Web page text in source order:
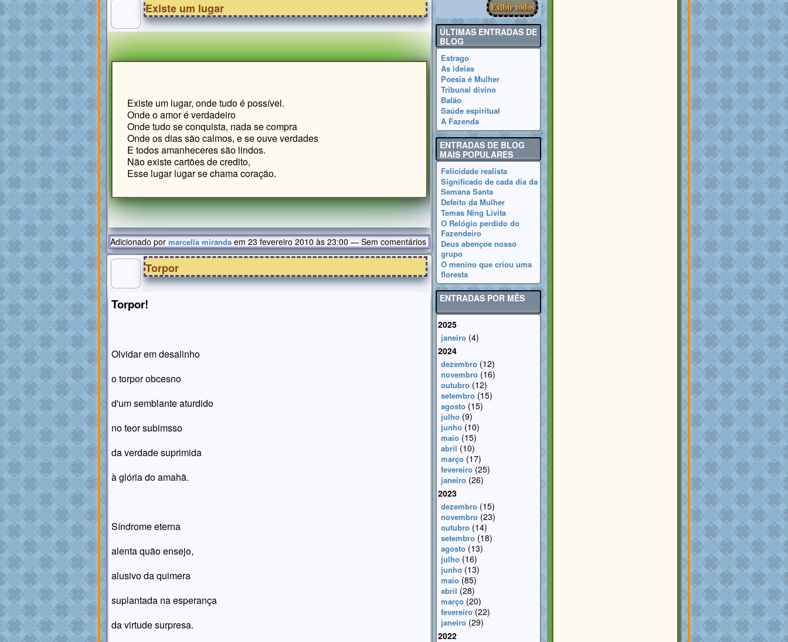
Existe um lugar
Existe um lugar, onde tudo é possível.
Onde o amor é verdadeiro
Onde tudo se conquista, nada se compra
Onde os dias são calmos, e se ouve verdades
E todos amanheceres são lindos.
Não existe cartões de credito,
Esse lugar lugar se chama coração.
Adicionado pormarcella mirandaem 23 fevereiro 2010 às 23:00 — Sem comentários
Torpor
Torpor!
Olvidar em desalinho
o torpor obcesno
d'um semblante aturdido
no teor subimsso
da verdade suprimida
à glória do amahã.
Síndrome eterna
alenta quão ensejo,
alusivo da quimera
suplantada na esperança
da virtude surpresa.
Exibir todos
ÚLTIMAS ENTRADAS DE
BLOG
Estrago
As ideias
Poesia é Mulher
Tribunal divino
Balão
Saúde espiritual
A Fazenda
ENTRADAS DE BLOG
MAIS POPULARES
Felicidade realista
Significado de cada dia da
Semana Santa
Defeito da Mulher
Temas Ning Livita
O Relógio perdido do
Fazendeiro
Deus abençoe nosso
grupo
O menino que criou uma
floresta
ENTRADAS POR MÊS
2025
janeiro (4)
2024
dezembro (12)
novembro (16)
outubro (12)
setembro (15)
agosto (15)
julho (9)
junho (10)
maio (15)
abril (10)
março (17)
fevereiro (25)
janeiro (26)
2023
dezembro (15)
novembro (23)
outubro (14)
setembro (18)
agosto (13)
julho (16)
junho (13)
maio (85)
abril (28)
março (20)
fevereiro (22)
janeiro (29)
2022